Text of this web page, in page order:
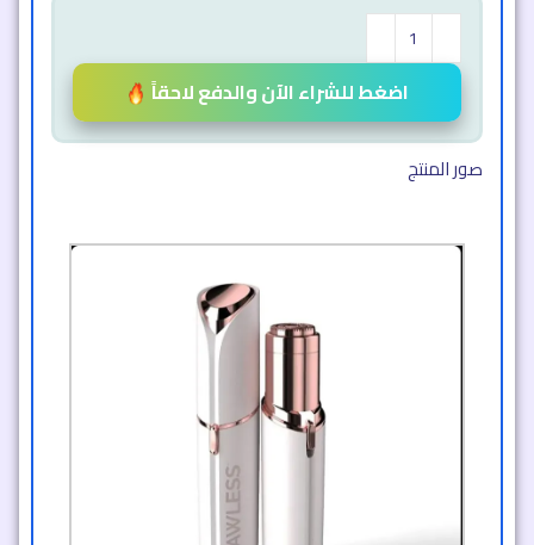
اضغط للشراء الآن والدفع لاحقاً
صور المنتج​